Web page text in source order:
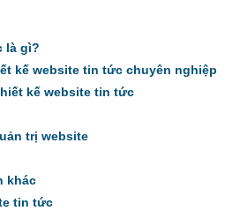
là gì?
kế website tin tức chuyên nghiệp
kế website tin tức
trị website
khác
tin tức